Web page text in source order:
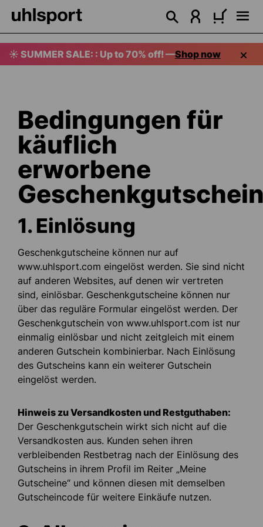
content
☀️ SUMMER SALE: : Up to 70% off! —Shop now
Bedingungen für
käuflich
erworbene
1. Einlösung
Geschenkgutscheine können nur auf
www.uhlsport.com eingelöst werden. Sie sind nicht
auf anderen Websites, auf denen wir vertreten
sind, einlösbar. Geschenkgutscheine können nur
über das reguläre Formular eingelöst werden. Der
Geschenkgutschein von www.uhlsport.com ist nur
einmalig einlösbar und nicht zeitgleich mit einem
anderen Gutschein kombinierbar. Nach Einlösung
des Gutscheins kann ein weiterer Gutschein
eingelöst werden.
Hinweis zu Versandkosten und Restguthaben:
Der Geschenkgutschein wirkt sich nicht auf die
Versandkosten aus. Kunden sehen ihren
verbleibenden Restbetrag nach der Einlösung des
Gutscheins in ihrem Profil im Reiter „Meine
Gutscheine“ und können diesen mit demselben
Gutscheincode für weitere Einkäufe nutzen.